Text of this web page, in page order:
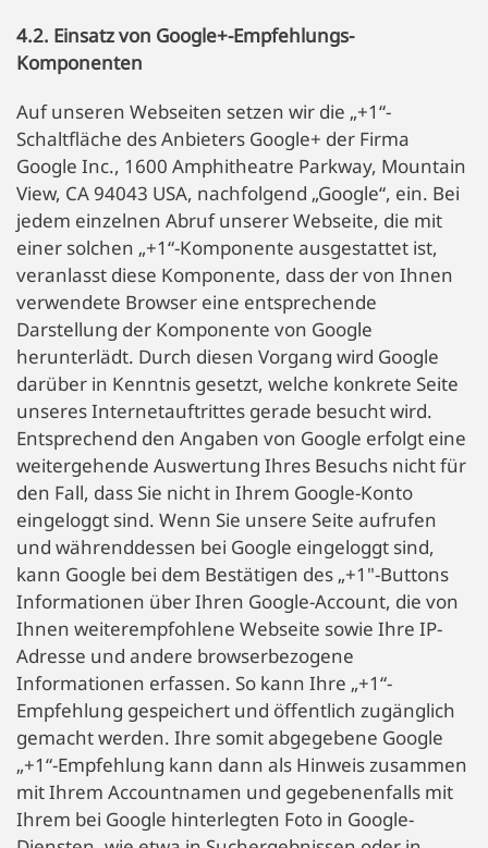
4.2. Einsatz von Google+-Empfehlungs-
Komponenten
Auf unseren Webseiten setzen wir die „+1“-
Schaltfläche des Anbieters Google+ der Firma
Google Inc., 1600 Amphitheatre Parkway, Mountain
View, CA 94043 USA, nachfolgend „Google“, ein. Bei
jedem einzelnen Abruf unserer Webseite, die mit
einer solchen „+1“-Komponente ausgestattet ist,
veranlasst diese Komponente, dass der von Ihnen
verwendete Browser eine entsprechende
Darstellung der Komponente von Google
herunterlädt. Durch diesen Vorgang wird Google
darüber in Kenntnis gesetzt, welche konkrete Seite
unseres Internetauftrittes gerade besucht wird.
Entsprechend den Angaben von Google erfolgt eine
weitergehende Auswertung Ihres Besuchs nicht für
den Fall, dass Sie nicht in Ihrem Google-Konto
eingeloggt sind. Wenn Sie unsere Seite aufrufen
und währenddessen bei Google eingeloggt sind,
kann Google bei dem Bestätigen des „+1"-Buttons
Informationen über Ihren Google-Account, die von
Ihnen weiterempfohlene Webseite sowie Ihre IP-
Adresse und andere browserbezogene
Informationen erfassen. So kann Ihre „+1“-
Empfehlung gespeichert und öffentlich zugänglich
gemacht werden. Ihre somit abgegebene Google
„+1“-Empfehlung kann dann als Hinweis zusammen
mit Ihrem Accountnamen und gegebenenfalls mit
Ihrem bei Google hinterlegten Foto in Google-